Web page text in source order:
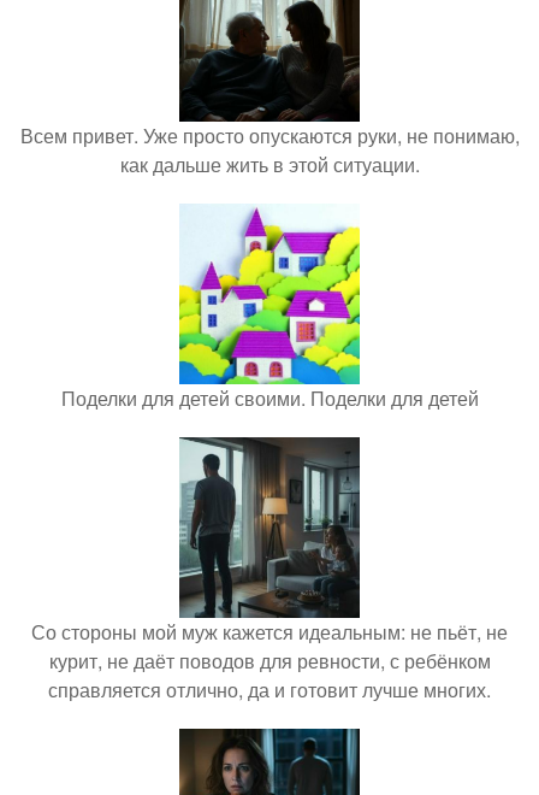
Всем привет. Уже просто опускаются руки, не понимаю,
как дальше жить в этой ситуации.
Поделки для детей своими. Поделки для детей
Со стороны мой муж кажется идеальным: не пьёт, не
курит, не даёт поводов для ревности, с ребёнком
справляется отлично, да и готовит лучше многих.